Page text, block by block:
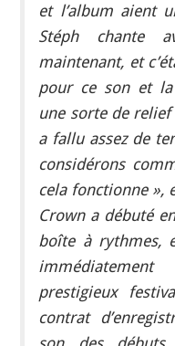
et l’album aient
Stéph chante
maintenant, et
pour ce son et
une sorte de
a fallu assez de
considérons
cela fonctionne »,
Crown a débuté
boîte à rythmes,
prestigieux
contrat